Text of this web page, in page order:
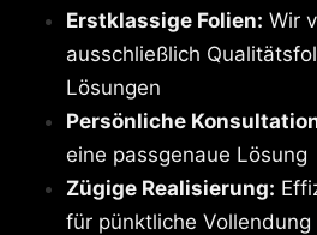
Erstklassige Folien: Wir
ausschließlich
Lösungen
Persönliche
eine passgenaue Lösung
Zügige Realisierung:
für pünktliche Vollendung